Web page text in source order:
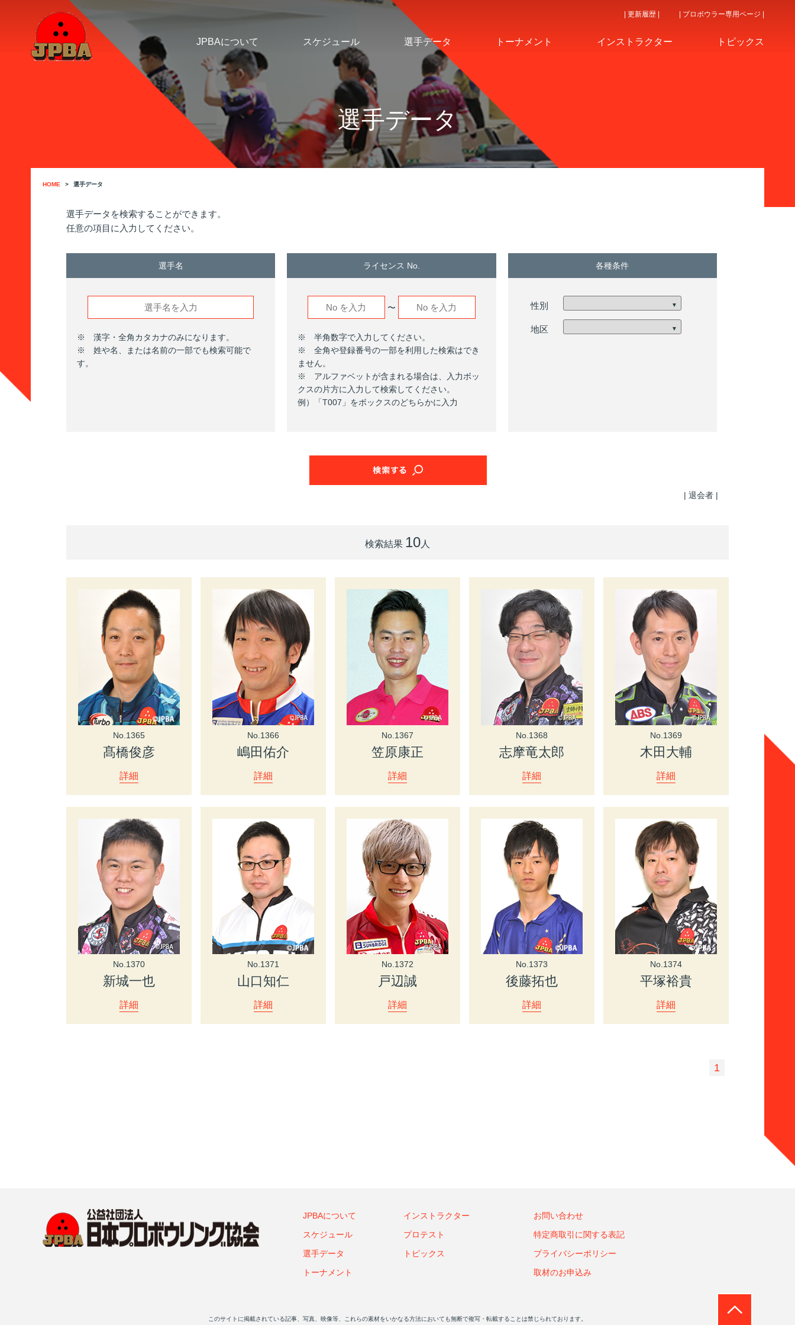
JPBAについて スケジュール 選手データ トーナメント インストラクター トピックス
| 更新履歴 | | プロボウラー専用ページ |
選手データ
HOME 選手データ
選手データを検索することができます。
任意の項目に入力してください。
選手名
※ 漢字・全角カタカナのみになります。
※ 姓や名、または名前の一部でも検索可能で
す。
ライセンス No.
〜
※ 半角数字で入力してください。
※ 全角や登録番号の一部を利用した検索はでき
ません。
※ アルファベットが含まれる場合は、入力ボッ
クスの片方に入力して検索してください。
例）「T007」をボックスのどちらかに入力
各種条件
性別 ▼
地区 ▼
| 退会者 |
検索結果 10 人
No.1365
髙橋俊彦
詳細
No.1366
嶋田佑介
詳細
No.1367
笠原康正
詳細
No.1368
志摩竜太郎
詳細
No.1369
木田大輔
詳細
No.1370
新城一也
詳細
No.1371
山口知仁
詳細
No.1372
戸辺誠
詳細
No.1373
後藤拓也
詳細
No.1374
平塚裕貴
詳細
1
JPBAについて
スケジュール
選手データ
トーナメント
インストラクター
プロテスト
トピックス
お問い合わせ
特定商取引に関する表記
プライバシーポリシー
取材のお申込み
このサイトに掲載されている記事、写真、映像等、これらの素材をいかなる方法においても無断で複写・転載することは禁じられております。